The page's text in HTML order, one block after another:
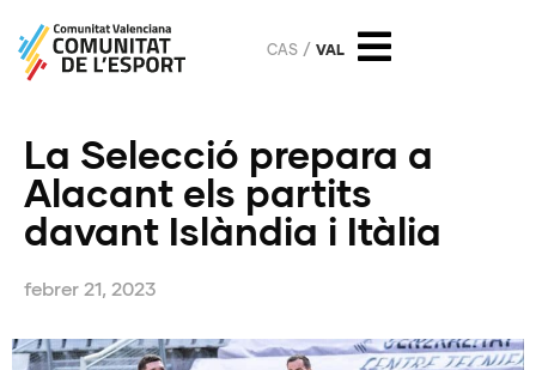
CAS VAL
La Selecció prepara a
Alacant els partits
davant Islàndia i Itàlia
febrer 21, 2023